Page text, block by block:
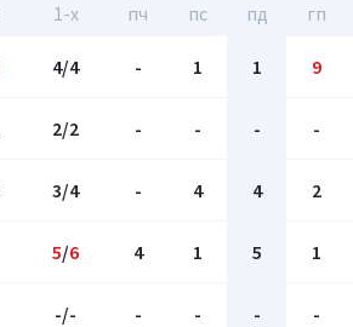
1-x пч пс пд гп
4/4 - 1 1 9
2/2 - - - -
3/4 - 4 4 2
5/6 4 1 5 1
-/- - - - -